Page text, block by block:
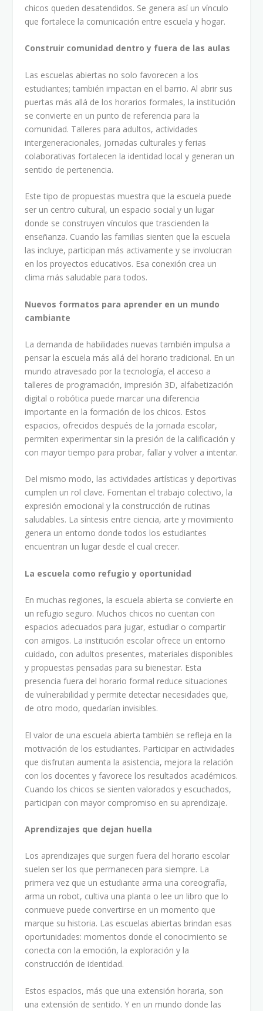
chicos queden desatendidos. Se genera así un vínculo
que fortalece la comunicación entre escuela y hogar.
Construir comunidad dentro y fuera de las aulas
Las escuelas abiertas no solo favorecen a los
estudiantes; también impactan en el barrio. Al abrir sus
puertas más allá de los horarios formales, la institución
se convierte en un punto de referencia para la
comunidad. Talleres para adultos, actividades
intergeneracionales, jornadas culturales y ferias
colaborativas fortalecen la identidad local y generan un
sentido de pertenencia.
Este tipo de propuestas muestra que la escuela puede
ser un centro cultural, un espacio social y un lugar
donde se construyen vínculos que trascienden la
enseñanza. Cuando las familias sienten que la escuela
las incluye, participan más activamente y se involucran
en los proyectos educativos. Esa conexión crea un
clima más saludable para todos.
Nuevos formatos para aprender en un mundo
cambiante
La demanda de habilidades nuevas también impulsa a
pensar la escuela más allá del horario tradicional. En un
mundo atravesado por la tecnología, el acceso a
talleres de programación, impresión 3D, alfabetización
digital o robótica puede marcar una diferencia
importante en la formación de los chicos. Estos
espacios, ofrecidos después de la jornada escolar,
permiten experimentar sin la presión de la calificación y
con mayor tiempo para probar, fallar y volver a intentar.
Del mismo modo, las actividades artísticas y deportivas
cumplen un rol clave. Fomentan el trabajo colectivo, la
expresión emocional y la construcción de rutinas
saludables. La síntesis entre ciencia, arte y movimiento
genera un entorno donde todos los estudiantes
encuentran un lugar desde el cual crecer.
La escuela como refugio y oportunidad
En muchas regiones, la escuela abierta se convierte en
un refugio seguro. Muchos chicos no cuentan con
espacios adecuados para jugar, estudiar o compartir
con amigos. La institución escolar ofrece un entorno
cuidado, con adultos presentes, materiales disponibles
y propuestas pensadas para su bienestar. Esta
presencia fuera del horario formal reduce situaciones
de vulnerabilidad y permite detectar necesidades que,
de otro modo, quedarían invisibles.
El valor de una escuela abierta también se refleja en la
motivación de los estudiantes. Participar en actividades
que disfrutan aumenta la asistencia, mejora la relación
con los docentes y favorece los resultados académicos.
Cuando los chicos se sienten valorados y escuchados,
participan con mayor compromiso en su aprendizaje.
Aprendizajes que dejan huella
Los aprendizajes que surgen fuera del horario escolar
suelen ser los que permanecen para siempre. La
primera vez que un estudiante arma una coreografía,
arma un robot, cultiva una planta o lee un libro que lo
conmueve puede convertirse en un momento que
marque su historia. Las escuelas abiertas brindan esas
oportunidades: momentos donde el conocimiento se
conecta con la emoción, la exploración y la
construcción de identidad.
Estos espacios, más que una extensión horaria, son
una extensión de sentido. Y en un mundo donde las